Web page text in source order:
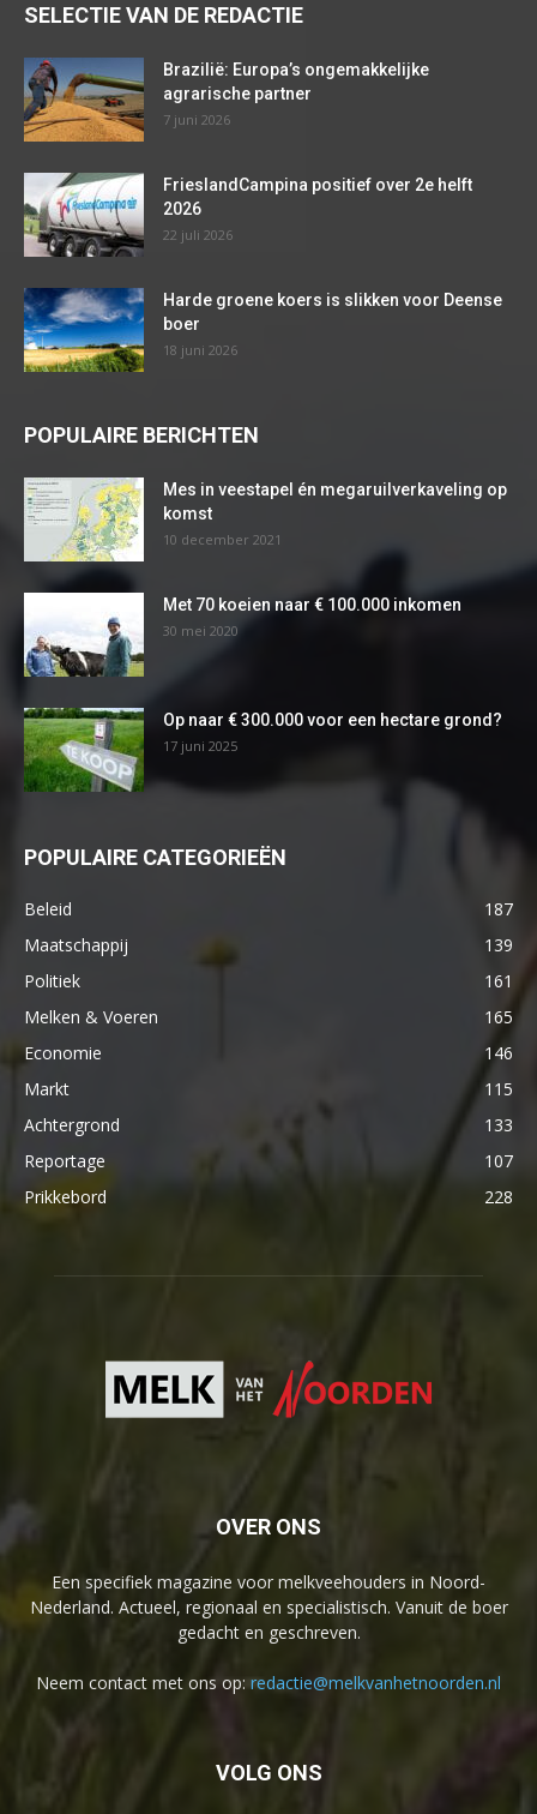
SELECTIE VAN DE REDACTIE
Brazilië: Europa’s ongemakkelijke
agrarische partner
7 juni 2026
FrieslandCampina positief over 2e helft
2026
22 juli 2026
Harde groene koers is slikken voor Deense
boer
18 juni 2026
POPULAIRE BERICHTEN
Mes in veestapel én megaruilverkaveling op
komst
10 december 2021
Met 70 koeien naar € 100.000 inkomen
30 mei 2020
Op naar € 300.000 voor een hectare grond?
17 juni 2025
POPULAIRE CATEGORIEËN
Beleid
187
Maatschappij
139
Politiek
161
Melken & Voeren
165
Economie
146
Markt
115
Achtergrond
133
Reportage
107
Prikkebord
228
OVER ONS
Een specifiek magazine voor melkveehouders in Noord-
Nederland. Actueel, regionaal en specialistisch. Vanuit de boer
gedacht en geschreven.
Neem contact met ons op: redactie@melkvanhetnoorden.nl
VOLG ONS